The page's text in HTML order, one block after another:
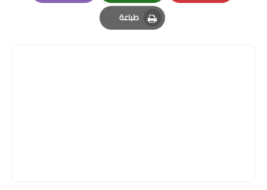
Pinterest
Whatsapp
Email
طباعة
Print